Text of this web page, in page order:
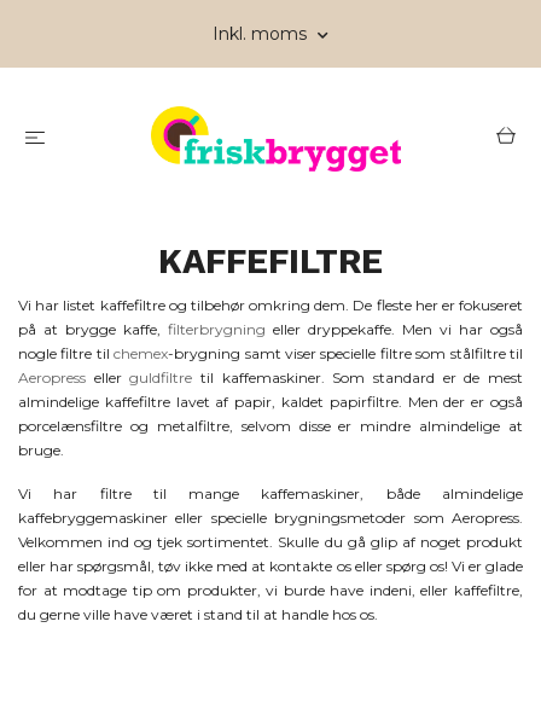
Inkl. moms
KAFFEFILTRE
Vi har listet kaffefiltre og tilbehør omkring dem. De fleste her er fokuseret
på at brygge kaffe, filterbrygning eller dryppekaffe. Men vi har også
nogle filtre tilchemex-brygning samt viser specielle filtre som stålfiltre til
Aeropress ellerguldfiltre til kaffemaskiner. Som standard er de mest
almindelige kaffefiltre lavet af papir, kaldet papirfiltre. Men der er også
porcelænsfiltre og metalfiltre, selvom disse er mindre almindelige at
bruge.
Vi har filtre til mange kaffemaskiner, både almindelige
kaffebryggemaskiner eller specielle brygningsmetoder som Aeropress.
Velkommen ind og tjek sortimentet. Skulle du gå glip af noget produkt
eller har spørgsmål, tøv ikke med at kontakte os eller spørg os! Vi er glade
for at modtage tip om produkter, vi burde have indeni, eller kaffefiltre,
du gerne ville have været i stand til at handle hos os.